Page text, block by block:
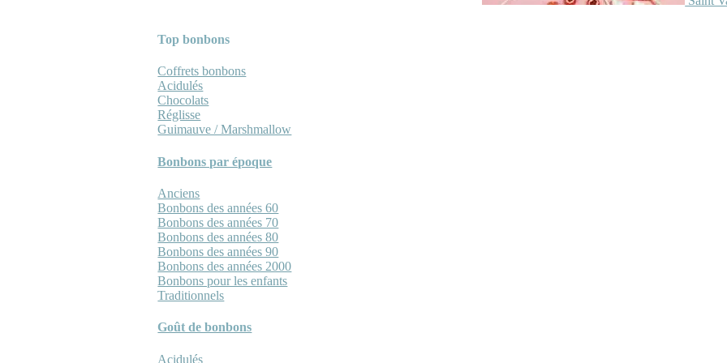
Top bonbons
Coffrets bonbons
Acidulés
Chocolats
Réglisse
Guimauve / Marshmallow
Bonbons par époque
Anciens
Bonbons des années 60
Bonbons des années 70
Bonbons des années 80
Bonbons des années 90
Bonbons des années 2000
Bonbons pour les enfants
Traditionnels
Goût de bonbons
Acidulés